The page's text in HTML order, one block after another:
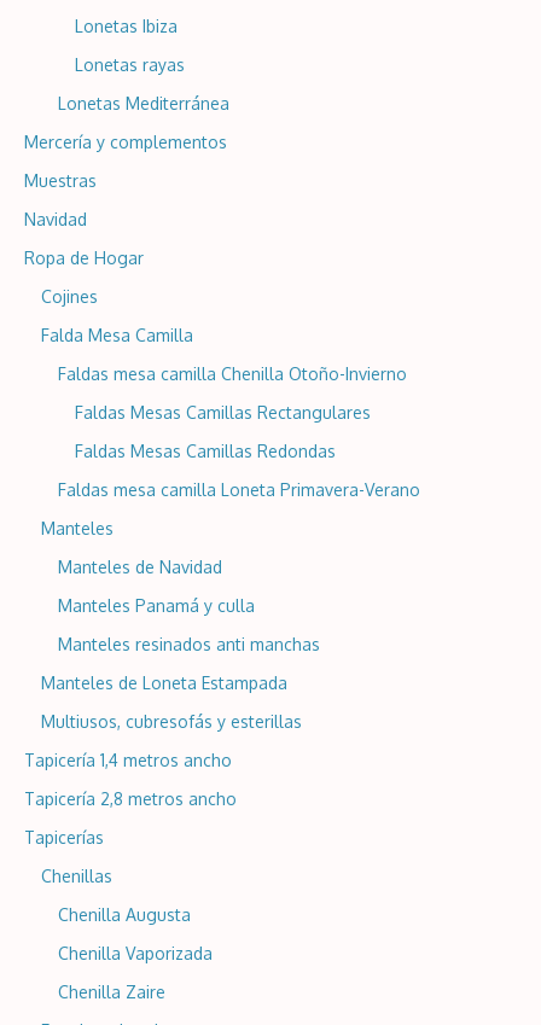
Lonetas Ibiza
Lonetas rayas
Lonetas Mediterránea
Mercería y complementos
Muestras
Navidad
Ropa de Hogar
Cojines
Falda Mesa Camilla
Faldas mesa camilla Chenilla Otoño-Invierno
Faldas Mesas Camillas Rectangulares
Faldas Mesas Camillas Redondas
Faldas mesa camilla Loneta Primavera-Verano
Manteles
Manteles de Navidad
Manteles Panamá y culla
Manteles resinados anti manchas
Manteles de Loneta Estampada
Multiusos, cubresofás y esterillas
Tapicería 1,4 metros ancho
Tapicería 2,8 metros ancho
Tapicerías
Chenillas
Chenilla Augusta
Chenilla Vaporizada
Chenilla Zaire